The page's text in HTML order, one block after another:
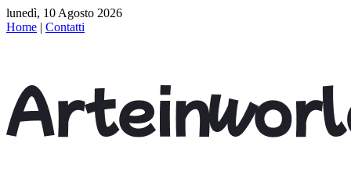
lunedì, 10 Agosto 2026
Home | Contatti